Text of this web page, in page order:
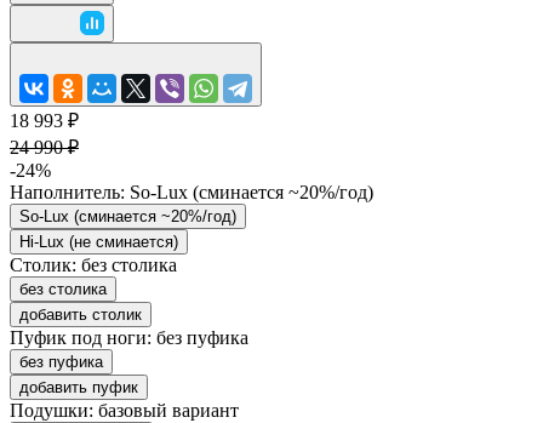
18 993 ₽
24 990 ₽
-24%
Наполнитель: So-Lux (cминается ~20%/год)
So-Lux (cминается ~20%/год)
Hi-Lux (не сминается)
Столик: без столика
без столика
добавить столик
Пуфик под ноги: без пуфика
без пуфика
добавить пуфик
Подушки: базовый вариант